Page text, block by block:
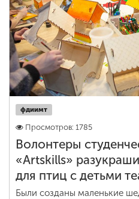
Наука
Международная
деятельность
Другие виды
деятельности
Студенческая жизнь
фдиимт
Просмотров: 1785
Волонтеры
«Artskills»
для птиц с детьми
Были созданы маленькие